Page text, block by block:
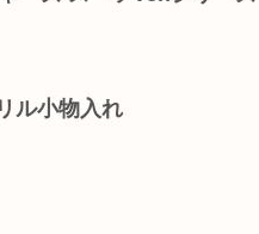
ル小物入れ